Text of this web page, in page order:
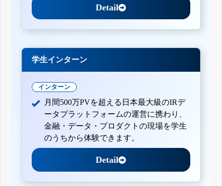
Detail
学生インターン
インターン
月間500万PVを超える日本最大級のIRデ
ータプラットフォームの運営に携わり、
金融・データ・プロダクトの現場を学生
のうちから体験できます。
Detail